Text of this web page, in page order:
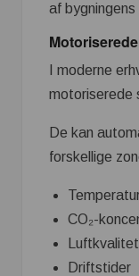
af
I moderne
motoriserede
De kan
forskellige
CO₂-
Luftkvalitet
Driftstider